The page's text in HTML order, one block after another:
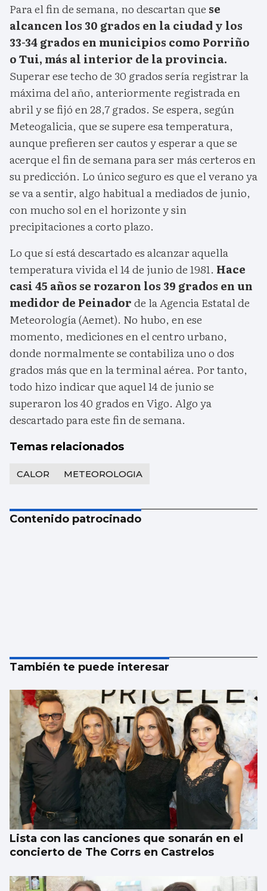
Para el fin de semana, no descartan que se
alcancen los 30 grados en la ciudad y los
33-34 grados en municipios como Porriño
o Tui, más al interior de la provincia.
Superar ese techo de 30 grados sería registrar la
máxima del año, anteriormente registrada en
abril y se fijó en 28,7 grados. Se espera, según
Meteogalicia, que se supere esa temperatura,
aunque prefieren ser cautos y esperar a que se
acerque el fin de semana para ser más certeros en
su predicción. Lo único seguro es que el verano ya
se va a sentir, algo habitual a mediados de junio,
con mucho sol en el horizonte y sin
precipitaciones a corto plazo.
Lo que sí está descartado es alcanzar aquella
temperatura vivida el 14 de junio de 1981. Hace
casi 45 años se rozaron los 39 grados en un
medidor de Peinadorde la Agencia Estatal de
Meteorología (Aemet). No hubo, en ese
momento, mediciones en el centro urbano,
donde normalmente se contabiliza uno o dos
grados más que en la terminal aérea. Por tanto,
todo hizo indicar que aquel 14 de junio se
superaron los 40 grados en Vigo. Algo ya
descartado para este fin de semana.
Temas relacionados
CALOR METEOROLOGIA
Contenido patrocinado
También te puede interesar
Lista con las canciones que sonarán en el
concierto de The Corrs en Castrelos